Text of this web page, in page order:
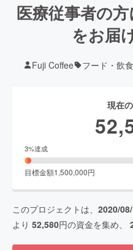
医療従事者の
をお届
Fuji Coffee フード・飲
現在
3%達成
目標金額1,500,000円
このプロジェクトは、 2020/
より 52,580円の資金を集め、